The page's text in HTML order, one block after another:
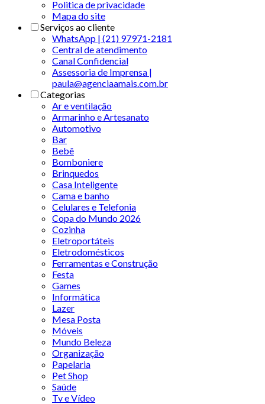
Politica de privacidade
Mapa do site
Serviços ao cliente
WhatsApp | (21) 97971-2181
Central de atendimento
Canal Confidencial
Assessoria de Imprensa |
paula@agenciaamais.com.br
Categorias
Ar e ventilação
Armarinho e Artesanato
Automotivo
Bar
Bebê
Bomboniere
Brinquedos
Casa Inteligente
Cama e banho
Celulares e Telefonia
Copa do Mundo 2026
Cozinha
Eletroportáteis
Eletrodomésticos
Ferramentas e Construção
Festa
Games
Informática
Lazer
Mesa Posta
Móveis
Mundo Beleza
Organização
Papelaria
Pet Shop
Saúde
Tv e Vídeo